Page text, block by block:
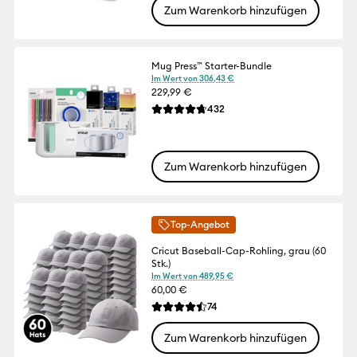
Zum Warenkorb hinzufügen
Mug Press™ Starter-Bundle
Im Wert von 306,43 €
229,99 €
Die durchschnittliche Bewertung für
432
Zum Warenkorb hinzufügen
Top-Angebot
Cricut Baseball-Cap-Rohling, grau (60
Stk.)
Im Wert von 489,95 €
60,00 €
Die durchschnittliche Bewertung für
74
Zum Warenkorb hinzufügen